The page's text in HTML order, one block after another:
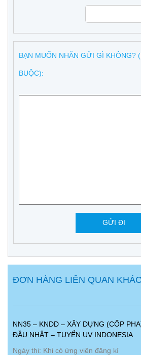
BẠN MUỐN NHẮN GỬI GÌ KHÔNG?
BUỘC):
ĐƠN HÀNG LIÊN QUAN KHÁC
NN35 – KNDD – XÂY DỰNG (CỐP
ĐẦU NHẬT – TUYỂN UV INDONESIA
Ngày thi: Khi có ứng viên đăng kí